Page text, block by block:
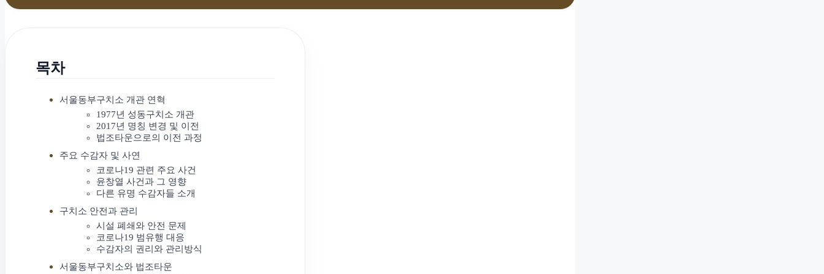
목차
서울동부구치소 개관 연혁
1977년 성동구치소 개관
2017년 명칭 변경 및 이전
법조타운으로의 이전 과정
주요 수감자 및 사연
코로나19 관련 주요 사건
윤창열 사건과 그 영향
다른 유명 수감자들 소개
구치소 안전과 관리
시설 폐쇄와 안전 문제
코로나19 범유행 대응
수감자의 권리와 관리방식
서울동부구치소와 법조타운